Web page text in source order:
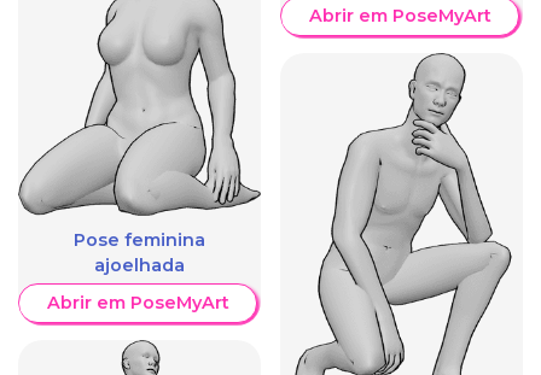
Pose feminina
ajoelhada
Abrir em PoseMyArt
Abrir em PoseMyArt